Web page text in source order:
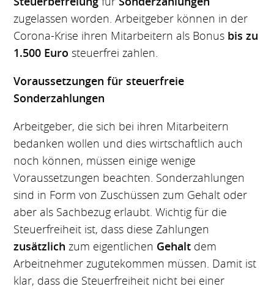
zugelassen worden. Arbeitgeber können in der
Corona-Krise ihren Mitarbeitern als Bonus bis zu
1.500 Euro steuerfrei zahlen.
Voraussetzungen für steuerfreie
Sonderzahlungen
Arbeitgeber, die sich bei ihren Mitarbeitern
bedanken wollen und dies wirtschaftlich auch
noch können, müssen einige wenige
Voraussetzungen beachten. Sonderzahlungen
sind in Form von Zuschüssen zum Gehalt oder
aber als Sachbezug erlaubt. Wichtig für die
Steuerfreiheit ist, dass diese Zahlungen
zusätzlich zum eigentlichen Gehalt dem
Arbeitnehmer zugutekommen müssen. Damit ist
klar, dass die Steuerfreiheit nicht bei einer